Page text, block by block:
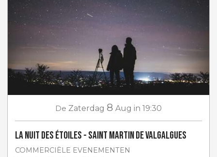
De Zaterdag 8 Aug in 19:30
La Nuit des étoiles - Saint Martin de Valgalgues
COMMERCIËLE EVENEMENTEN